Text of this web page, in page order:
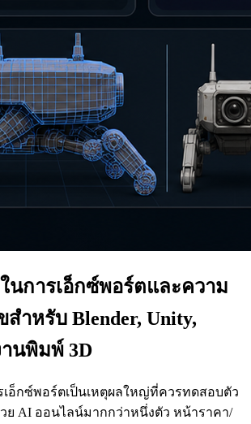
นการเอ็กซ์พอร์ตและความ
ำหรับ Blender, Unity,
นพิมพ์ 3D
อ็กซ์พอร์ตเป็นเหตุผลใหญ่ที่ควรทดสอบตัว
วย AI ออนไลน์มากกว่าหนึ่งตัว หน้าราคา/